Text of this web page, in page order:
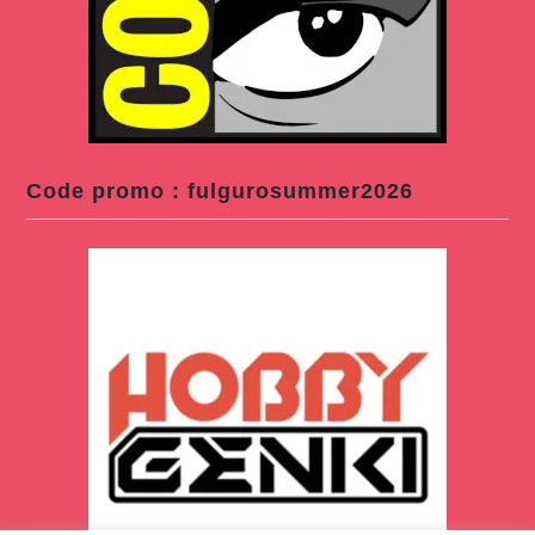
Code promo : fulgurosummer2026